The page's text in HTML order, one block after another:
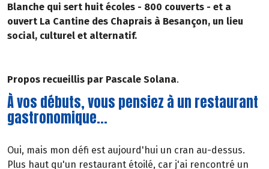
Blanche qui sert huit écoles - 800 couverts - et a
ouvert La Cantine des Chaprais à Besançon, un lieu
social, culturel et alternatif.
Propos recueillis par Pascale Solana.
À vos débuts, vous pensiez à un restaurant
gastronomique...
Oui, mais mon défi est aujourd'hui un cran au-dessus.
Plus haut qu'un restaurant étoilé, car j'ai rencontré un